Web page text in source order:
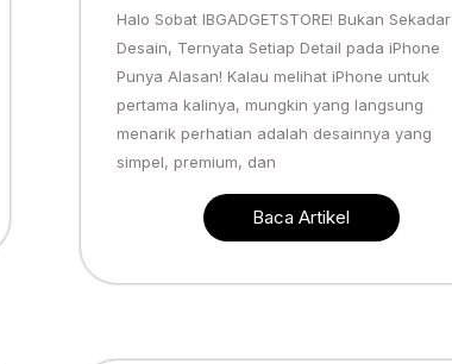
Halo Sobat IBGADGETSTORE! Bukan Sekadar
Desain, Ternyata Setiap Detail pada iPhone
Punya Alasan! Kalau melihat iPhone untuk
pertama kalinya, mungkin yang langsung
menarik perhatian adalah desainnya yang
simpel, premium, dan
Baca Artikel